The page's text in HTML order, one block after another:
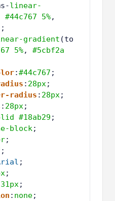
linear-
#44c767 5%
gradient
5%, #5cbf2a
:#44c767 ;
: 28px;
radius : 28px;
: 28px;
#18ab29 ;
block;
;
;
;
;
31px;
: none;